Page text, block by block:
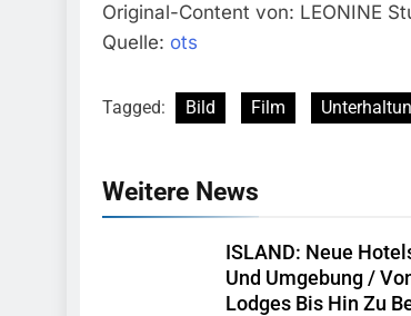
Original-Content von: LEONINE
Quelle: ots
Tagged: Bild Film
Weitere News
ISLAND: Neue
Und Umgebung /
Lodges Bis Hin Zu